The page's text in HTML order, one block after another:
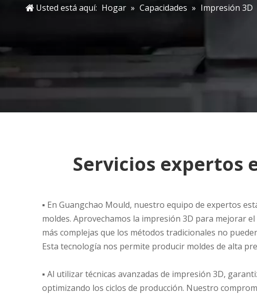
Usted está aquí: Hogar » Capacidades » Impresión 3D
Servicios expertos
▪ En Guangchao Mould, nuestro equipo de expertos
moldes. Aprovechamos la impresión 3D para mejorar
más complejas que los métodos tradicionales no
Esta tecnología nos permite producir moldes de alta
▪ Al utilizar técnicas avanzadas de impresión 3D,
optimizando los ciclos de producción. Nuestro